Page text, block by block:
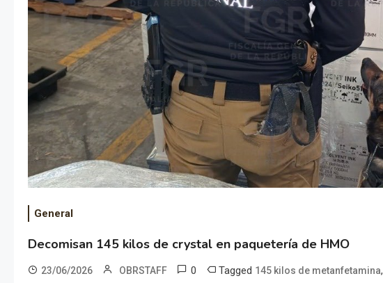
General
Decomisan 145 kilos de crystal en paquetería de HMO
23/06/2026 OBRSTAFF 0 Tagged 145 kilos de metanfetamina,